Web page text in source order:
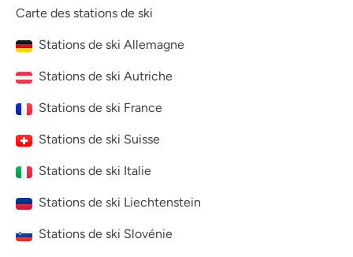
Carte des stations de ski
Stations de ski Allemagne
Stations de ski Autriche
Stations de ski France
Stations de ski Suisse
Stations de ski Italie
Stations de ski Liechtenstein
Stations de ski Slovénie